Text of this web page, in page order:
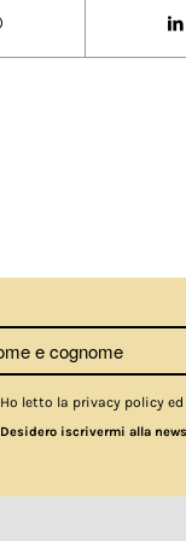
Ho letto la privacy policy
Desidero iscrivermi alla